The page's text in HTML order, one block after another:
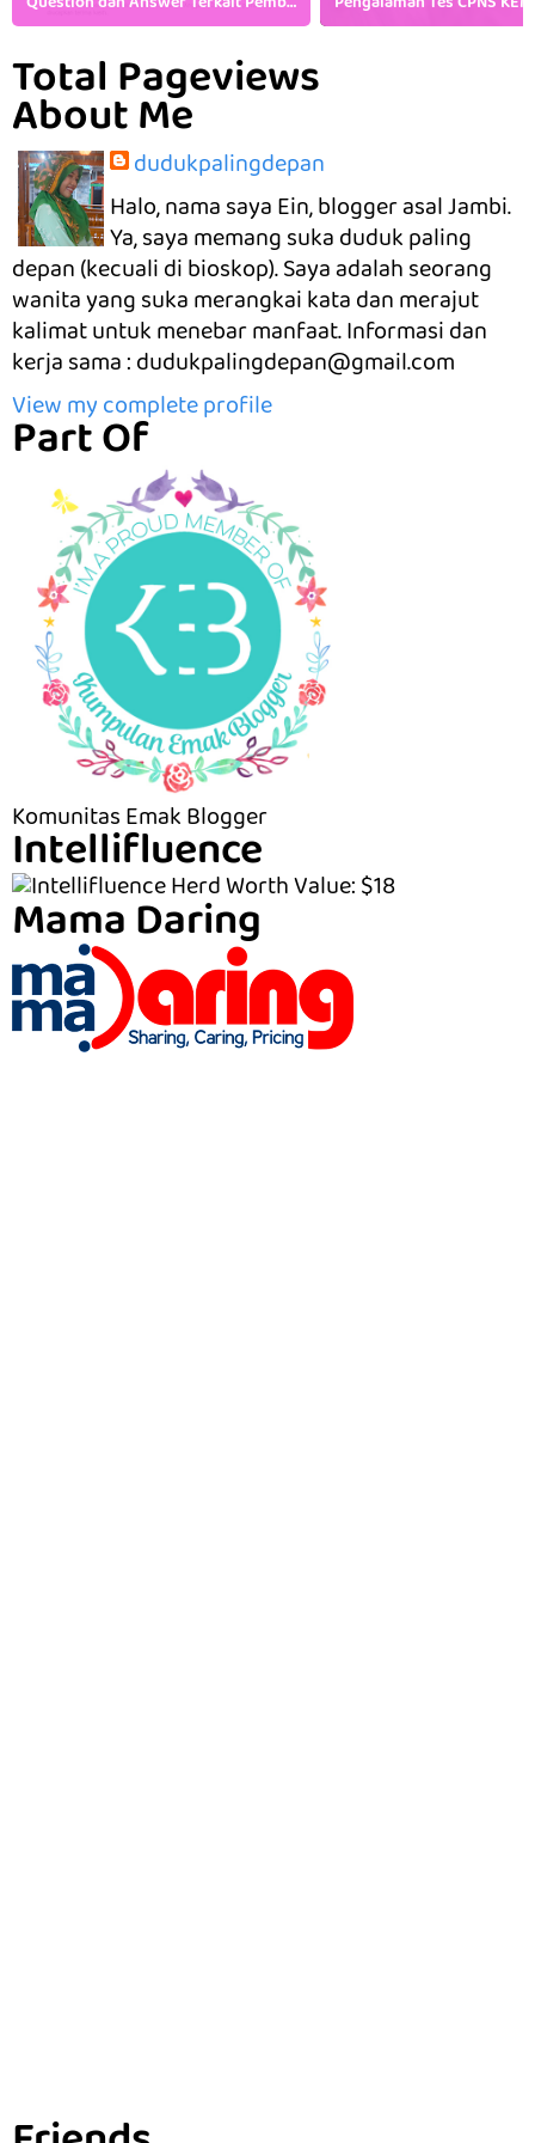
Total Pageviews
About Me
dudukpalingdepan
Halo, nama saya Ein, blogger asal Jambi.
Ya, saya memang suka duduk paling
depan (kecuali di bioskop). Saya adalah seorang
wanita yang suka merangkai kata dan merajut
kalimat untuk menebar manfaat. Informasi dan
kerja sama : dudukpalingdepan@gmail.com
View my complete profile
Part Of
Komunitas Emak Blogger
Intellifluence
Mama Daring